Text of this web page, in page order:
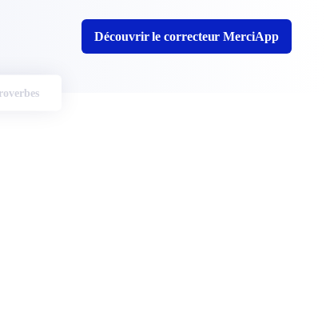
Découvrir le correcteur MerciApp